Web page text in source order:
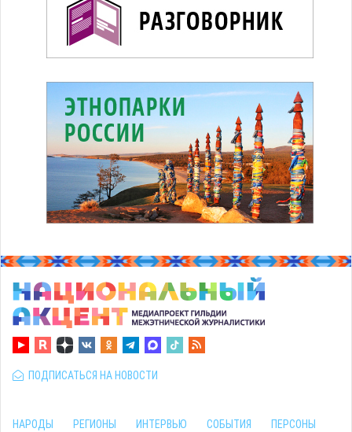
ПОДПИСАТЬСЯ НА НОВОСТИ
НАРОДЫ РЕГИОНЫ ИНТЕРВЬЮ СОБЫТИЯ
ПЕРСОНЫ